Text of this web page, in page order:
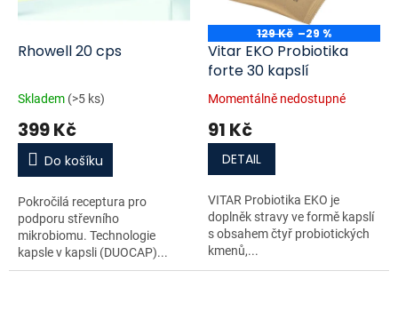
Rhowell 20 cps
Skladem (>5 ks)
399 Kč
Do košíku
Pokročilá receptura pro
podporu střevního
mikrobiomu. Technologie
kapsle v kapsli (DUOCAP)...
129 Kč –29 %
Vitar EKO Probiotika
forte 30 kapslí
Momentálně nedostupné
91 Kč
DETAIL
VITAR Probiotika EKO je
doplněk stravy ve formě kapslí
s obsahem čtyř probiotických
kmenů,...